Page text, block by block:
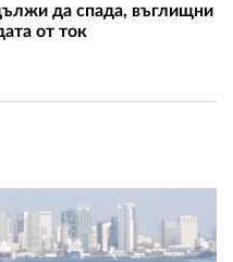
да спада, въглищни
от ток